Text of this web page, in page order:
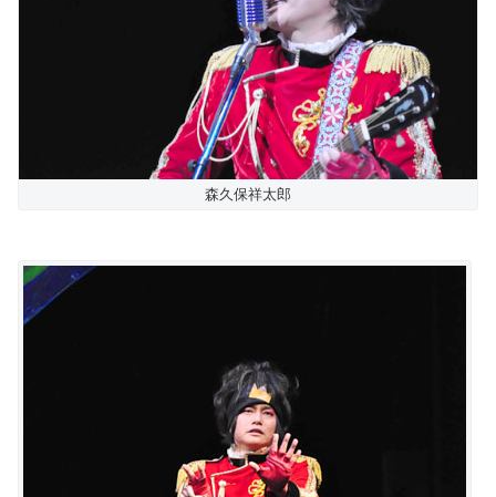
森久保祥太郎